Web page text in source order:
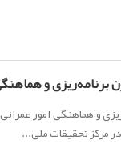
برنامه‌ریزی و
و هماهنگی امور
مرکز تحقیقات ملی...